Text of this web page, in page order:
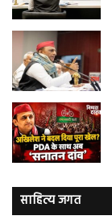
साहित्य जगत